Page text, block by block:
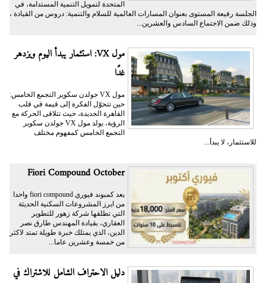
المتحدة لتمويل التنمية المستدامة، في
الجلسة رفيعة المستوى بعنوان المسارات العالمية للسلام والتنمية: دروس من القيادة ،
وذلك ضمن الاجتماع السادس والعشرين...
مول VX: استثمار يبدأ اليوم ويزدهر
غدًا
مول VX جولدن سكوير التجمع الخامس:
حين تتحوّل الفكرة إلى قيمة في قلب
القاهرة الجديدة، حيث تتلاقى الحركة مع
الرؤية، يولد مول VX جولدن سكوير
التجمع الخامس كمفهوم مختلف
للاستثمار، لا يبدأ...
Fiori Compound October
يعد كمبوند فيوري fiori compound واحدا
من ابرز المشروعات السكنية الحديثة
التي تطلقها شركة زهور للتطوير
العقاري، بقيادة المهندس طارق نصر
الدين، الذي يمتلك خبرة طويلة تمتد لاكثر
من خمسة وعشرين عاما...
دليل الاحتراف الشامل للاشتراك في